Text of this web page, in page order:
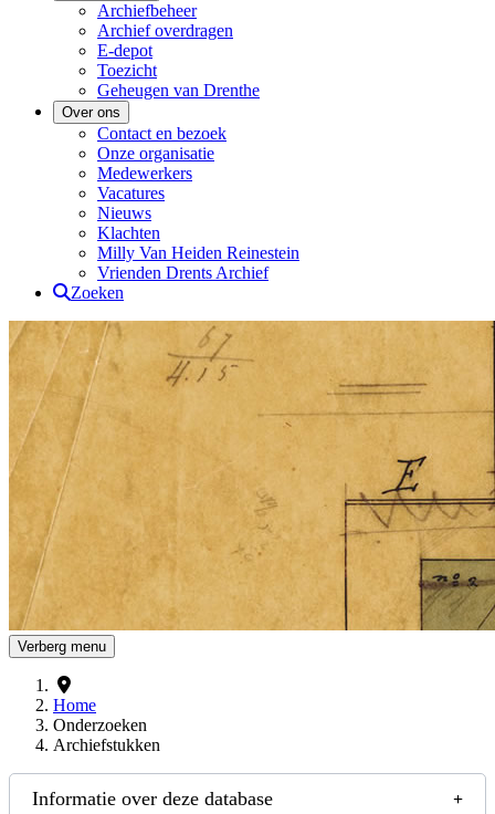
Archiefbeheer
Archief overdragen
E-depot
Toezicht
Geheugen van Drenthe
Over ons
Contact en bezoek
Onze organisatie
Medewerkers
Vacatures
Nieuws
Klachten
Milly Van Heiden Reinestein
Vrienden Drents Archief
Zoeken
Drents Archief
Verberg menu
Home
Onderzoeken
Archiefstukken
Informatie over deze database